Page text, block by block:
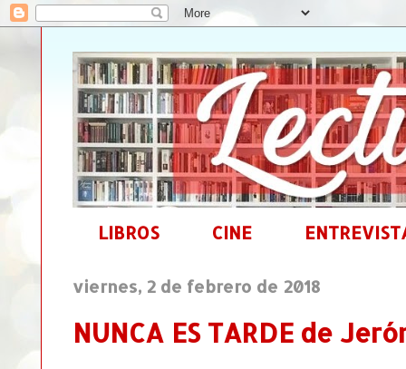
LIBROS CINE
viernes, 2 de febrero de 2018
NUNCA ES TARDE de